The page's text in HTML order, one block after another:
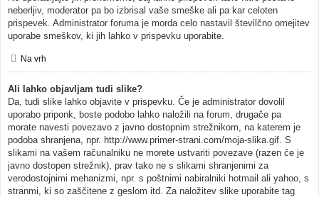
neberljiv, moderator pa bo izbrisal vaše smeške ali pa kar celoten
prispevek. Administrator foruma je morda celo nastavil številčno omejitev
uporabe smeškov, ki jih lahko v prispevku uporabite.
Na vrh
Ali lahko objavljam tudi slike?
Da, tudi slike lahko objavite v prispevku. Če je administrator dovolil
uporabo priponk, boste podobo lahko naložili na forum, drugače pa
morate navesti povezavo z javno dostopnim strežnikom, na katerem je
podoba shranjena, npr. http://www.primer-strani.com/moja-slika.gif. S
slikami na vašem računalniku ne morete ustvariti povezave (razen če je
javno dostopen strežnik), prav tako ne s slikami shranjenimi za
verodostojnimi mehanizmi, npr. s poštnimi nabiralniki hotmail ali yahoo, s
stranmi, ki so zaščitene z geslom itd. Za naložitev slike uporabite tag